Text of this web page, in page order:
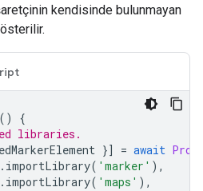
kendisinde bulunmayan
()
{
libraries.
}] = await
. importLibrary( 'marker' ),
. importLibrary( 'maps' ),